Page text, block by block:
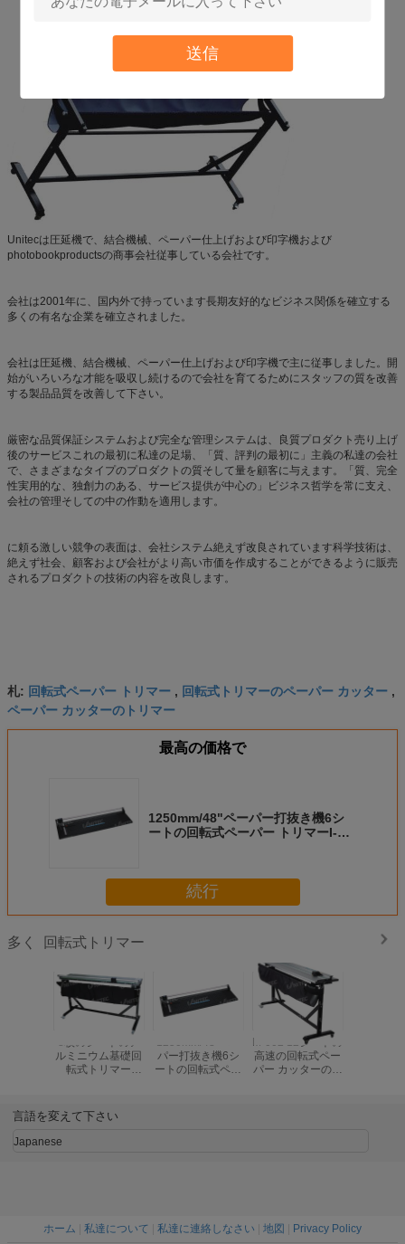
送信
Unitecは圧延機で、結合機械、ペーパー仕上げおよび印字機および
photobookproductsの商事会社従事している会社です。
会社は2001年に、国内外で持っています長期友好的なビジネス関係を確立する
多くの有名な企業を確立されました。
会社は圧延機、結合機械、ペーパー仕上げおよび印字機で主に従事しました。開
始がいろいろな才能を吸収し続けるので会社を育てるためにスタッフの質を改善
する製品品質を改善して下さい。
厳密な品質保証システムおよび完全な管理システムは、良質プロダクト売り上げ
後のサービスこれの最初に私達の足場、「質、評判の最初に」主義の私達の会社
で、さまざまなタイプのプロダクトの質そして量を顧客に与えます。「質、完全
性実用的な、独創力のある、サービス提供が中心の」ビジネス哲学を常に支え、
会社の管理そしての中の作動を適用します。
に頼る激しい競争の表面は、会社システム絶えず改良されています科学技術は、
絶えず社会、顧客および会社がより高い市価を作成することができるように販売
されるプロダクトの技術の内容を改良します。
札: 回転式ペーパー トリマー , 回転式トリマーのペーパー カッター ,
ペーパー カッターのトリマー
最高の価格で
1250mm/48"ペーパー打抜き機6シ
ートの回転式ペーパー トリマーI-
続行
多く 回転式トリマー
8枚のシートのア
ルミニウム基礎回
転式トリマー
001/G-004を重く
します
1250mm/48"ペー
パー打抜き機6シ
ートの回転式ペー
M-002 12シートの
高速の回転式ペー
パー カッターの回
言語を変えて下さい
Japanese
ホーム 私達について 私達に連絡しなさい 地図 Privacy Policy